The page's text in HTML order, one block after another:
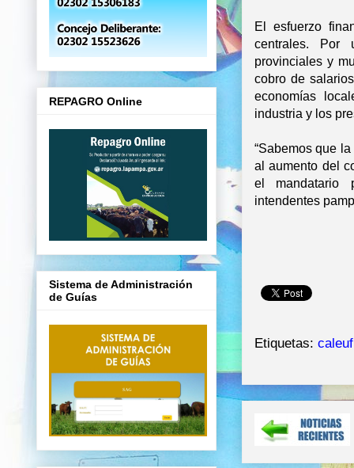
El esfuerzo
centrales. Por
provinciales y
cobro de
economías
industria y los
“Sabemos que
al aumento del
el mandatario
intendentes
Etiquetas:
REPAGRO Online
Sistema de Administración
de Guías